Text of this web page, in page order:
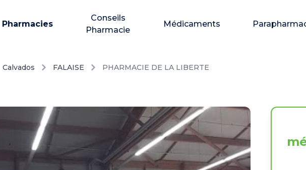
Pharmacies
Conseils
Pharmacie
Médicaments
Calvados FALAISE PHARMACIE DE LA LIBERTE